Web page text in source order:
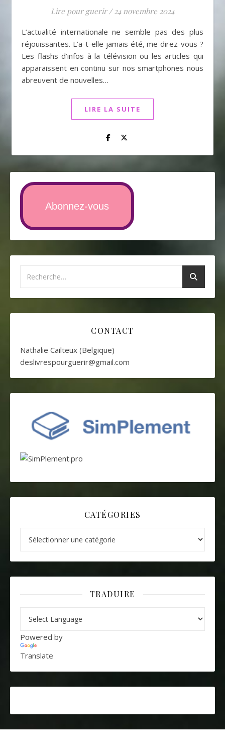
Lire pour guerir / 24 novembre 2024
L’actualité internationale ne semble pas des plus
réjouissantes. L’a-t-elle jamais été, me direz-vous ?
Les flashs d’infos à la télévision ou les articles qui
apparaissent en continu sur nos smartphones nous
abreuvent de nouvelles…
LIRE LA SUITE
Abonnez-vous
CONTACT
Nathalie Cailteux (Belgique)
deslivrespourguerir@gmail.com
CATÉGORIES
TRADUIRE
Powered by
Translate